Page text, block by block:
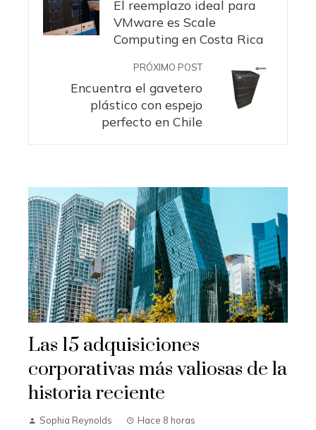
El reemplazo ideal para
VMware es Scale
Computing en Costa Rica
PRÓXIMO POST
Encuentra el gavetero
plástico con espejo
perfecto en Chile
Las 15 adquisiciones
corporativas más valiosas de la
historia reciente
Sophia Reynolds Hace 8 horas